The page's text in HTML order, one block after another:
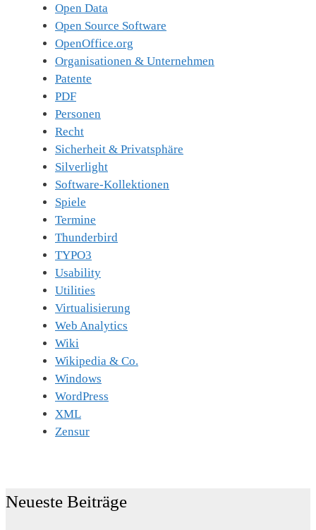
Open Data
Open Source Software
OpenOffice.org
Organisationen & Unternehmen
Patente
PDF
Personen
Recht
Sicherheit & Privatsphäre
Silverlight
Software-Kollektionen
Spiele
Termine
Thunderbird
TYPO3
Usability
Utilities
Virtualisierung
Web Analytics
Wiki
Wikipedia & Co.
Windows
WordPress
XML
Zensur
Neueste Beiträge